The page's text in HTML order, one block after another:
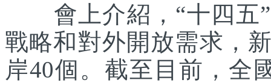
會上介紹，“十四五”
戰略和對外開放需求，
岸40個。截至目前，全